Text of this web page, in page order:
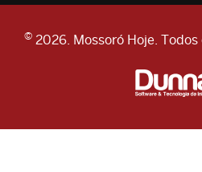
© 2026. Mossoró Hoje.